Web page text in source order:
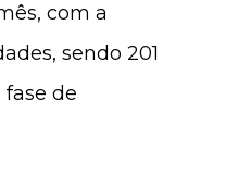
com a
sendo 201
de